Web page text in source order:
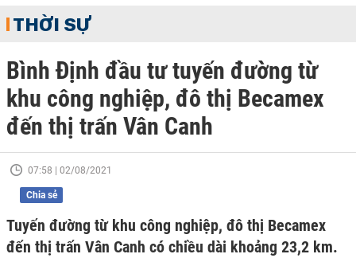
THỜI SỰ
Bình Định đầu tư tuyến đường từ
khu công nghiệp, đô thị Becamex
đến thị trấn Vân Canh
07:58 | 02/08/2021
Chia sẻ
Tuyến đường từ khu công nghiệp, đô thị Becamex
đến thị trấn Vân Canh có chiều dài khoảng 23,2 km.